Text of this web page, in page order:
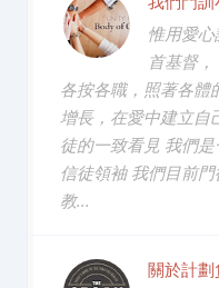
惟用愛
首基督
各按各職，照著各體
增長，在愛中建立自
徒的一致看見 我們
信徒領袖 我們目前
教...
關於計